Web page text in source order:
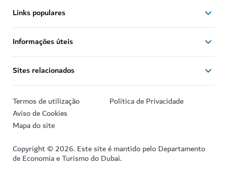
Links populares
Informações úteis
Sites relacionados
Termos de utilização
Política de Privacidade
Aviso de Cookies
Mapa do site
Copyright © 2026. Este site é mantido pelo Departamento
de Economia e Turismo do Dubai.